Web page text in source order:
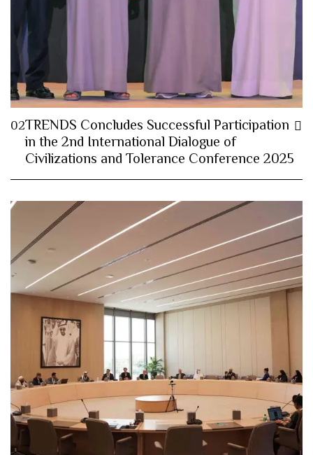
02TRENDS Concludes Successful Participation
in the 2nd International Dialogue of
Civilizations and Tolerance Conference 2025